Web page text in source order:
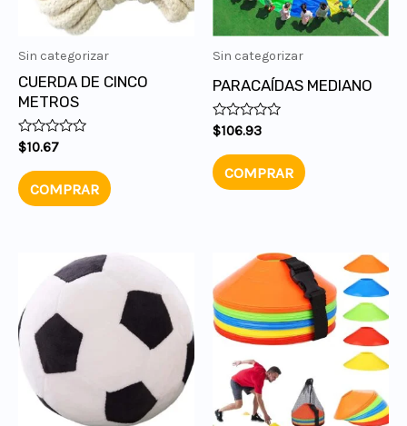
Sin categorizar
CUERDA DE CINCO
METROS
Valorado
en
0
de
5
$10.67
COMPRAR
Sin categorizar
PARACAÍDAS MEDIANO
Valorado
en
0
de
5
$106.93
COMPRAR